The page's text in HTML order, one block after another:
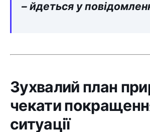
– йдеться у
Зухвалий план
чекати
ситуації